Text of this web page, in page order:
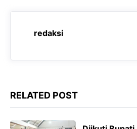
redaksi
RELATED POST